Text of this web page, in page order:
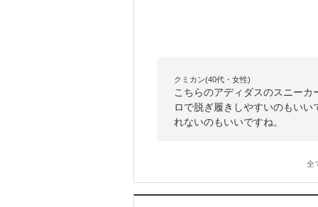
クミカン(40代・女性)
こちらのアディダスのスニー
ロで脱ぎ履きしやすいのもい
れないのもいいですね。
全